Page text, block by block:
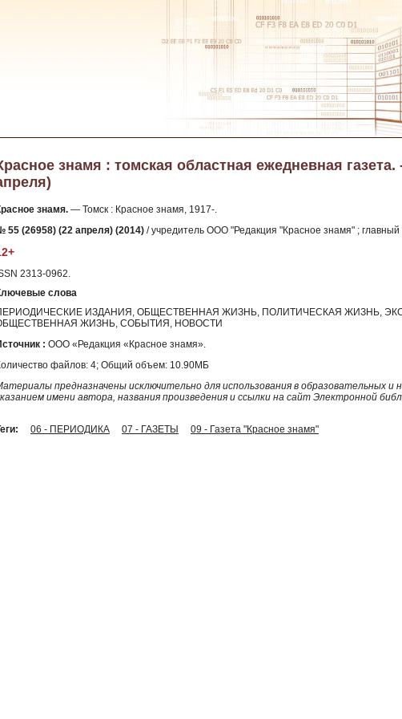
знамя : томская областная ежедневная
знамя. — Томск : Красное знамя, 1917-.
55 (26958) (22 апреля) (2014) / учредитель ООО "Редакция "Красное знамя" ;
2313-0962.
слова
ИЗДАНИЯ, ОБЩЕСТВЕННАЯ ЖИЗНЬ, ПОЛИТИЧЕСКАЯ ЖИЗНЬ,
ЖИЗНЬ, СОБЫТИЯ, НОВОСТИ
: ООО «Редакция «Красное знамя».
файлов: 4; Общий объем: 10.90МБ
предназначены исключительно для использования в образовательных и
имени автора, названия произведения и ссылки на сайт Электронной
06 - ПЕРИОДИКА 07 - ГАЗЕТЫ 09 - Газета "Красное знамя"